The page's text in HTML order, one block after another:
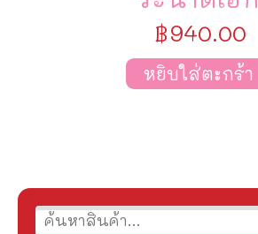
฿940.00
หยิบใส่ตะกร้า